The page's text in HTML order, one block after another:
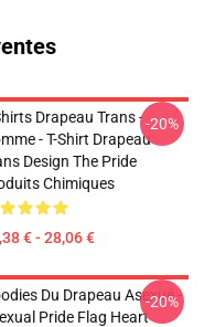
Drapeau Trans -
- T-Shirt Drapeau
Design The Pride
Chimiques
€ - 28,06 €
-20%
Du Drapeau Asexué -
Pride Flag Heart
-20%